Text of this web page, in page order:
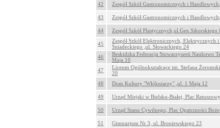
42 Zespół Szkół Gastronomicznych i
43 Zespół Szkół Gastronomicznych i
44 Zespół Szkół Plastycznych,ul.Gen.Sikorskiego
45
Zespół Szkół Elektronicznych, Elektrycznych
Śniadeckiego ,ul. Słowackiego 24
46
Beskidzka Federacja Stowarzyszeń Naukowo
Maja 10
47
Liceum Ogólnokształcące im. Stefana
20
48
Dom Kultury "Włókniarzy" ,ul. 1 Maja 12
49 Urząd Miejski w Bielsku-Białej, Plac
50 Urząd Stanu Cywilnego, Plac Opatrzności
51 Gimnazjum Nr 3, ul. Broniewskiego 23